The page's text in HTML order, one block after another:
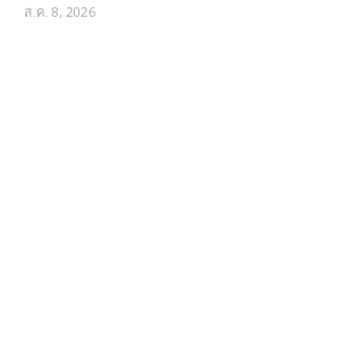
ส.ค. 8, 2026